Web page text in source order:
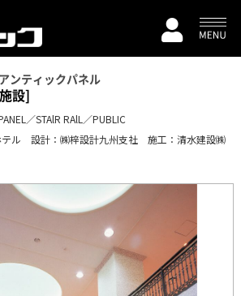
ンティックパネル
設]
／STAlR RAlL／PUBLIC
テル 設計：㈱梓設計九州支社 施工：清水建設㈱